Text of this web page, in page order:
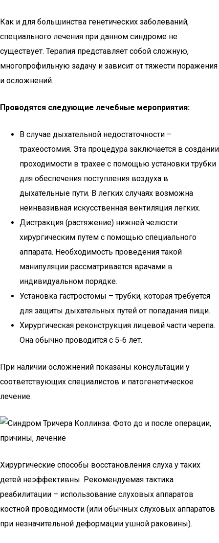
Как и для большинства генетических заболеваний,
специального лечения при данном синдроме не
существует. Терапия представляет собой сложную,
многопрофильную задачу и зависит от тяжести поражения
и осложнений.
Проводятся следующие лечебные мероприятия:
В случае дыхательной недостаточности –
трахеостомия. Эта процедура заключается в создании
проходимости в трахее с помощью установки трубки
для обеспечения поступления воздуха в
дыхательные пути. В легких случаях возможна
неинвазивная искусственная вентиляция легких.
Дистракция (растяжение) нижней челюсти
хирургическим путем с помощью специального
аппарата. Необходимость проведения такой
манипуляции рассматривается врачами в
индивидуальном порядке.
Установка гастростомы – трубки, которая требуется
для защиты дыхательных путей от попадания пищи.
Хирургическая реконструкция лицевой части черепа.
Она обычно проводится с 5-6 лет.
При наличии осложнений показаны консультации у
соответствующих специалистов и патогенетическое
лечение.
Хирургические способы восстановления слуха у таких
детей неэффективны. Рекомендуемая тактика
реабилитации – использование слуховых аппаратов
костной проводимости (или обычных слуховых аппаратов
при незначительной деформации ушной раковины).